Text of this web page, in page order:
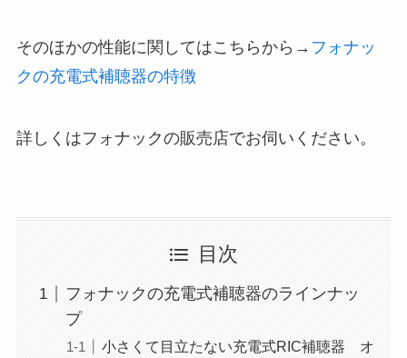
そのほかの性能に関してはこちらから→ フォナッ
クの充電式補聴器の特徴
詳しくはフォナックの販売店でお伺いください。
目次
フォナックの充電式補聴器のラインナッ
プ
小さくて目立たない充電式RIC補聴器 オ